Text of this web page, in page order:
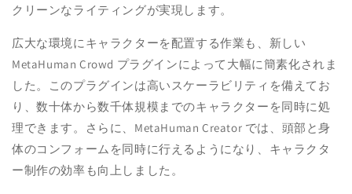
クリーンなライティングが実現します。
広大な環境にキャラクターを配置する作業も、新しい
MetaHuman Crowd プラグインによって大幅に簡素化されま
した。このプラグインは高いスケーラビリティを備えてお
り、数十体から数千体規模までのキャラクターを同時に処
理できます。さらに、 MetaHuman Creator では、頭部と身
体のコンフォームを同時に行えるようになり、キャラクタ
ー制作の効率も向上しました。